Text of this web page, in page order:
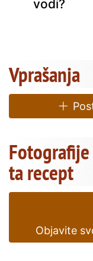
vodi?
Vprašanja
ta recept
Objavite